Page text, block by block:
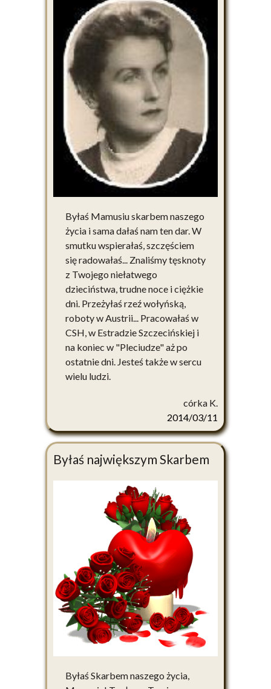
Byłaś Mamusiu skarbem naszego
życia i sama dałaś nam ten dar. W
smutku wspierałaś, szczęściem
się radowałaś... Znaliśmy tęsknoty
z Twojego niełatwego
dzieciństwa, trudne noce i ciężkie
dni. Przeżyłaś rzeź wołyńską,
roboty w Austrii... Pracowałaś w
CSH, w Estradzie Szczecińskiej i
na koniec w "Pleciudze" aż po
ostatnie dni. Jesteś także w sercu
wielu ludzi.
córka K.
2014/03/11
Byłaś największym Skarbem
Byłaś Skarbem naszego życia,